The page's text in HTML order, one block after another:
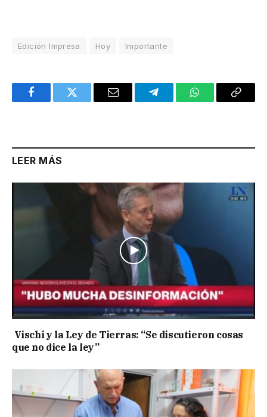
Edición Impresa Hoy Importante
FacebookTwitter Email TelegramWhatsAppCopy
LEER MÁS
Vischi y la Ley de Tierras: “Se discutieron cosas
que no dice la ley”